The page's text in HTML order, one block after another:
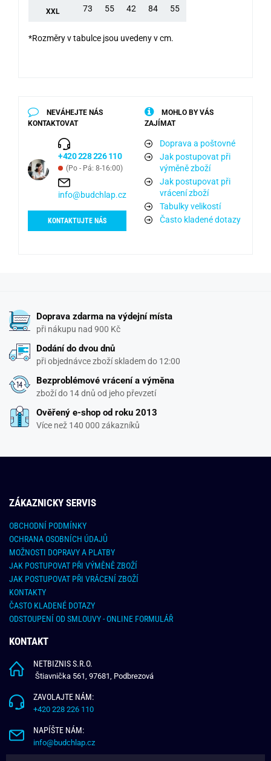
XXL 73 55 42 84 55
*Rozměry v tabulce jsou uvedeny v cm.
NEVÁHEJTE NÁS
KONTAKTOVAT
+420 228 226 110
(Po - Pá: 8-16:00)
info@budchlap.cz
KONTAKTUJTE NÁS
MOHLO BY VÁS
ZAJÍMAT
Doprava a poštovné
Jak postupovat při
výměně zboží
Jak postupovat při
vrácení zboží
Tabulky velikostí
Často kladené dotazy
Doprava zdarma na výdejní místa
při nákupu nad 900 Kč
Dodání do dvou dnů
při objednávce zboží skladem do 12:00
Bezproblémové vrácení a výměna
zboží do 14 dnů od jeho převzetí
Ověřený e-shop od roku 2013
Více než 140 000 zákazníků
ZÁKAZNICKY SERVIS
OBCHODNÍ PODMÍNKY
OCHRANA OSOBNÍCH ÚDAJŮ
MOŽNOSTI DOPRAVY A PLATBY
JAK POSTUPOVAT PŘI VÝMĚNĚ ZBOŽÍ
JAK POSTUPOVAT PŘI VRÁCENÍ ZBOŽÍ
KONTAKTY
ČASTO KLADENÉ DOTAZY
ODSTOUPENÍ OD SMLOUVY - ONLINE FORMULÁŘ
KONTAKT
NETBIZNIS S.R.O.
Štiavnička 561, 97681, Podbrezová
ZAVOLAJTE NÁM:
+420 228 226 110
NAPÍŠTE NÁM:
info@budchlap.cz